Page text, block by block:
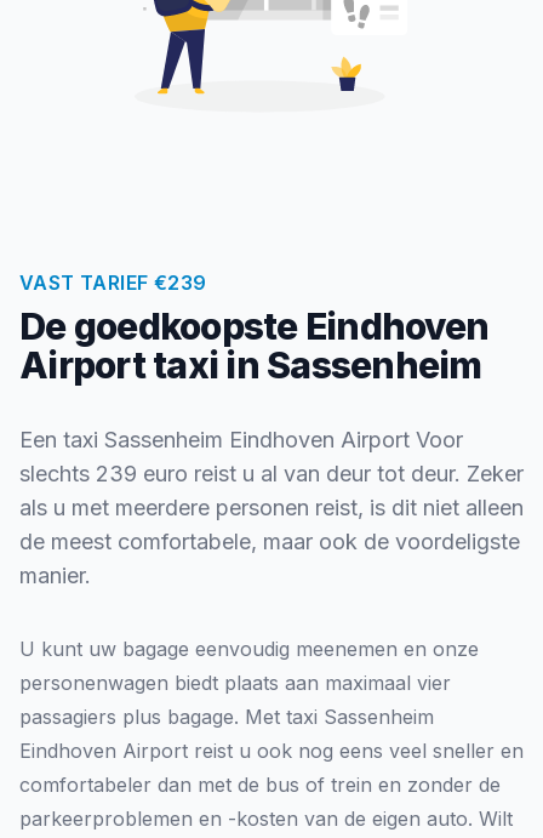
VAST TARIEF €239
De goedkoopste Eindhoven
Airport taxi in Sassenheim
Een taxi Sassenheim Eindhoven Airport Voor
slechts 239 euro reist u al van deur tot deur. Zeker
als u met meerdere personen reist, is dit niet alleen
de meest comfortabele, maar ook de voordeligste
manier.
U kunt uw bagage eenvoudig meenemen en onze
personenwagen biedt plaats aan maximaal vier
passagiers plus bagage. Met taxi Sassenheim
Eindhoven Airport reist u ook nog eens veel sneller en
comfortabeler dan met de bus of trein en zonder de
parkeerproblemen en -kosten van de eigen auto. Wilt